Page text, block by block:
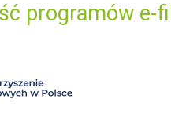
programów e-